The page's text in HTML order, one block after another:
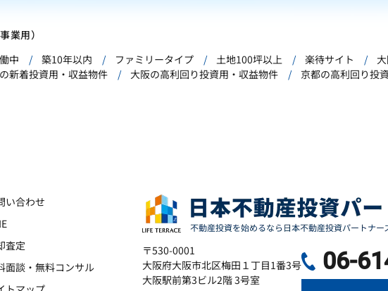
業用）
中 築10年以内 ファミリータイプ 土地100坪以上 楽待サイト
新着投資用・収益物件 大阪の高利回り投資用・収益物件 京都の高利回り投
い合わせ
査定
面談・無料コンサル
〒530-0001
大阪府大阪市北区梅田１丁目1番3号
大阪駅前第3ビル2階 3号室
06-